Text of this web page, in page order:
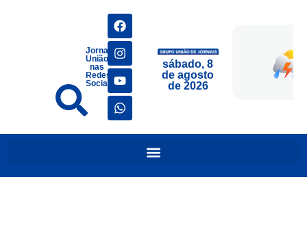
Jornais
União
nas
Redes
Sociais
sábado, 8
de agosto
de 2026